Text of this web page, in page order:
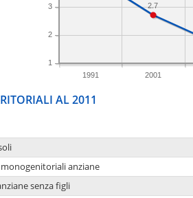
1991 2001
1
2
3 2.7
AL 2011
anziane
senza figli